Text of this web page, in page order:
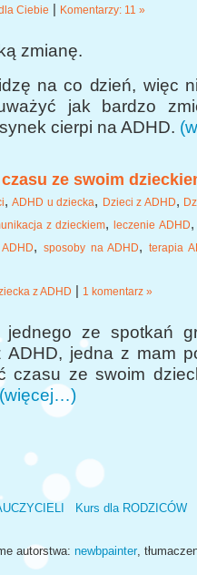
Ciebie | Komentarzy: 11 »
zmianę.
na co dzień, więc
jak bardzo
cierpi na ADHD.
ze swoim
,ADHD u dziecka, Dzieci z ADHD,
z dzieckiem,leczenie ADHD
, sposoby na ADHD,terapia
z ADHD | 1 komentarz »
jednego ze spotkań
jedna z mam
czasu ze swoim
(więcej…)
Kurs dla RODZICÓW
autorstwa: newbpainter ,